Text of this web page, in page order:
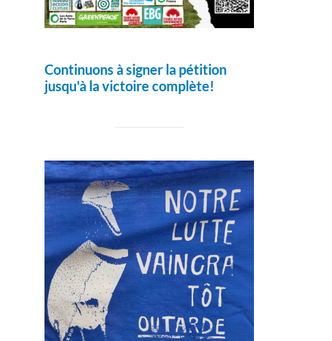
Continuons à signer la pétition
jusqu'à la victoire complète!